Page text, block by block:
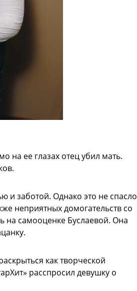
на ее глазах отец убил мать.
и заботой. Однако это не спасло
неприятных домогательств со
на самооценке Буслаевой. Она
как творческой
расспросил девушку о